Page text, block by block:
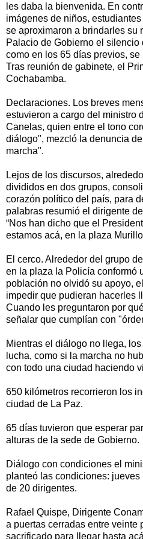
les daba la bienvenida. En
imágenes de niños,
se aproximaron a brindarles su
Palacio de Gobierno el
como en los 65 días previos,
Tras reunión de gabinete, el
Cochabamba.
Declaraciones. Los breves
estuvieron a cargo del ministro
Canelas, quien entre el tono
diálogo", mezcló la denuncia
marcha".
Lejos de los discursos,
divididos en dos grupos,
corazón político del país, para
palabras resumió el dirigente
“Nos han dicho que el
estamos acá, en la plaza
El cerco. Alrededor del grupo
en la plaza la Policía conformó
población no olvidó su apoyo,
impedir que pudieran hacerles
Cuando les preguntaron por
señalar que cumplían con
Mientras el diálogo no llega,
lucha, como si la marcha no
con todo una ciudad haciendo
650 kilómetros recorrieron los
ciudad de La Paz.
65 días tuvieron que esperar
alturas de la sede de Gobierno.
Diálogo con condiciones el
planteó las condiciones:
de 20 dirigentes.
Rafael Quispe, Dirigente
a puertas cerradas entre veinte
sacrificado para llegar hasta